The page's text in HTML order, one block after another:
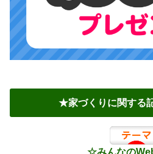
★家づくりに関する